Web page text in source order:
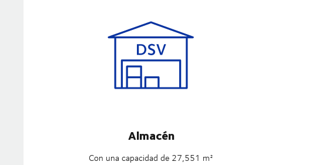
Almacén
Con una capacidad de 27,551 m²